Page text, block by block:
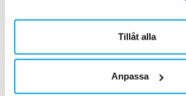
Tillåt alla
Anpassa
Med anledning av Rysslands invasion av
har Elektroskandia adresserat och tagit avstånd
pågående affärsrelationer med Ryssland &